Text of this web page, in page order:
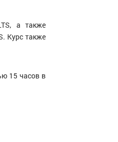
а также
Курс также
15 часов в